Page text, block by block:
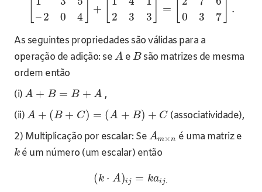
–2
0
4
+
2
3
3
=
0
3
7
.
As seguintes propriedades são válidas para a
operação de adição: se A e Bsão matrizes de mesma
ordem então
(i) A + B = B + A ,
(ii) A + (B + C) = (A + B) + C (associatividade),
2) Multiplicação por escalar: Se Am×n é uma matriz e
ké um número (um escalar) então
(k ⋅ A)ij = kaij.